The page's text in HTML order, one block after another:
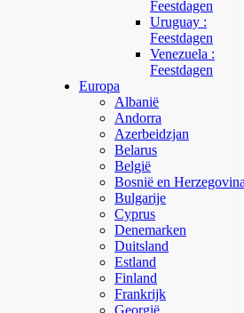
Feestdagen
Uruguay :
Feestdagen
Venezuela :
Feestdagen
Europa
Albanië
Andorra
Azerbeidzjan
Belarus
België
Bosnië en
Bulgarije
Cyprus
Denemarken
Duitsland
Estland
Finland
Frankrijk
Georgië